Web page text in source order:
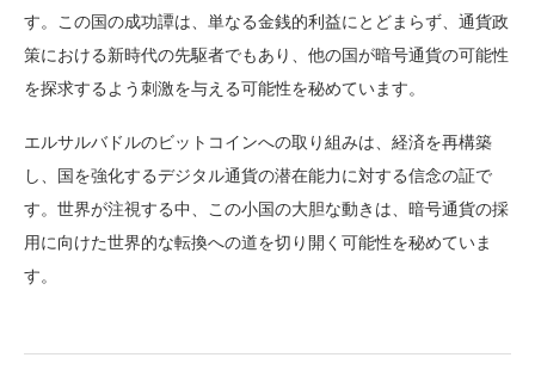
す。この国の成功譚は、単なる金銭的利益にとどまらず、通貨政
策における新時代の先駆者でもあり、他の国が暗号通貨の可能性
を探求するよう刺激を与える可能性を秘めています。
エルサルバドルのビットコインへの取り組みは、経済を再構築
し、国を強化するデジタル通貨の潜在能力に対する信念の証で
す。世界が注視する中、この小国の大胆な動きは、暗号通貨の採
用に向けた世界的な転換への道を切り開く可能性を秘めていま
す。